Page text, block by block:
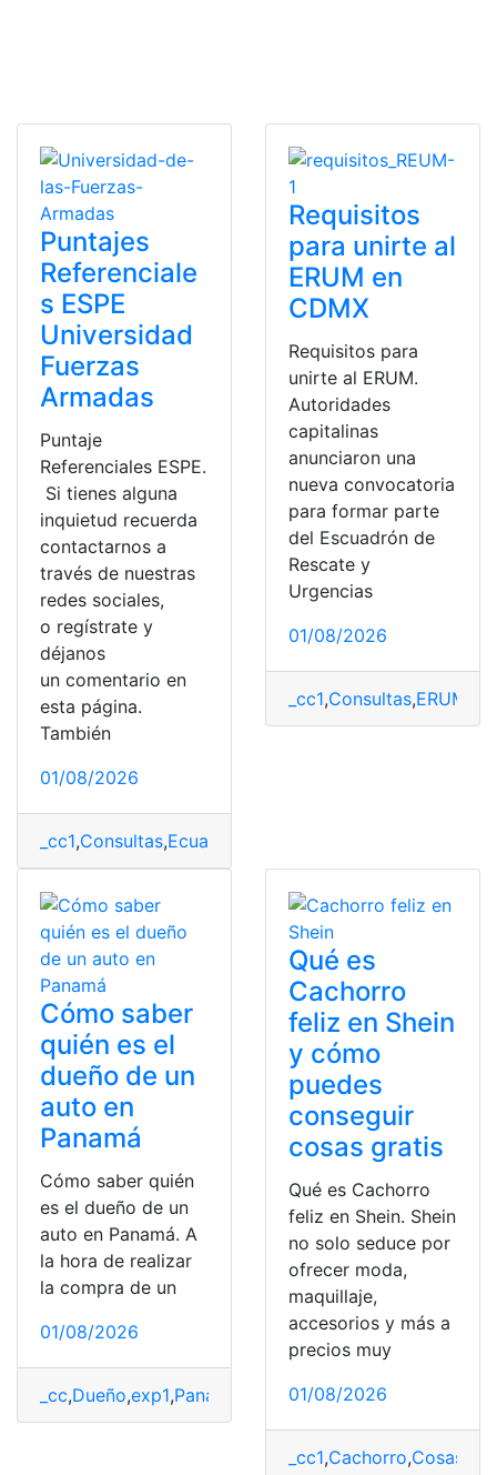
Puntajes
Referenciale
s ESPE
Universidad
Fuerzas
Armadas
Puntaje
Referenciales ESPE.
Si tienes alguna
inquietud recuerda
contactarnos a
través de nuestras
redes sociales,
o regístrate y
déjanos
un comentario en
esta página.
También
01/08/2026
_cc1,Consultas,Ecuador
Requisitos
para unirte al
ERUM en
CDMX
Requisitos para
unirte al ERUM.
Autoridades
capitalinas
anunciaron una
nueva convocatoria
para formar parte
del Escuadrón de
Rescate y
Urgencias
01/08/2026
_cc1,Consultas,ERUM
Cómo saber
quién es el
dueño de un
auto en
Panamá
Cómo saber quién
es el dueño de un
auto en Panamá. A
la hora de realizar
la compra de un
01/08/2026
_cc,Dueño,exp1,Panamá Placas,Propiedad
Qué es
Cachorro
feliz en Shein
y cómo
puedes
conseguir
cosas gratis
Qué es Cachorro
feliz en Shein. Shein
no solo seduce por
ofrecer moda,
maquillaje,
accesorios y más a
precios muy
01/08/2026
_cc1,Cachorro,Cosas